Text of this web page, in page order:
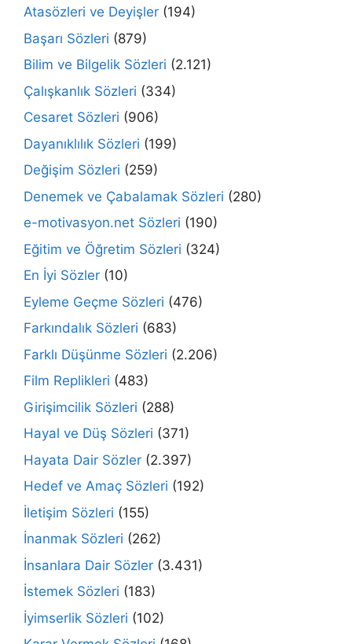
Atasözleri ve Deyişler (194)
Başarı Sözleri (879)
Bilim ve Bilgelik Sözleri (2.121)
Çalışkanlık Sözleri (334)
Cesaret Sözleri (906)
Dayanıklılık Sözleri (199)
Değişim Sözleri (259)
Denemek ve Çabalamak Sözleri (280)
e-motivasyon.net Sözleri (190)
Eğitim ve Öğretim Sözleri (324)
En İyi Sözler (10)
Eyleme Geçme Sözleri (476)
Farkındalık Sözleri (683)
Farklı Düşünme Sözleri (2.206)
Film Replikleri (483)
Girişimcilik Sözleri (288)
Hayal ve Düş Sözleri (371)
Hayata Dair Sözler (2.397)
Hedef ve Amaç Sözleri (192)
İletişim Sözleri (155)
İnanmak Sözleri (262)
İnsanlara Dair Sözler (3.431)
İstemek Sözleri (183)
İyimserlik Sözleri (102)